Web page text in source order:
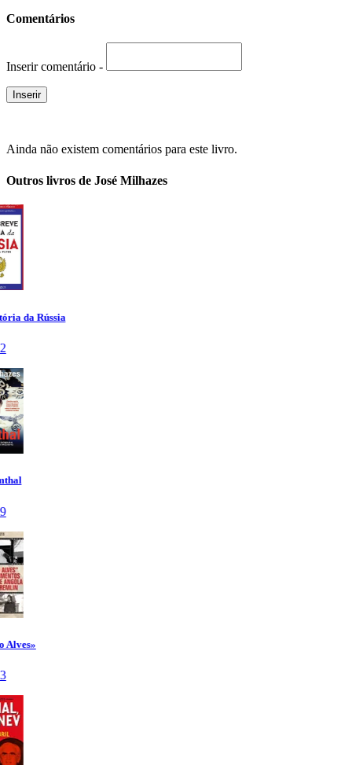
Comentários
Inserir comentário -
Ainda não existem comentários para este livro.
Outros livros de José Milhazes